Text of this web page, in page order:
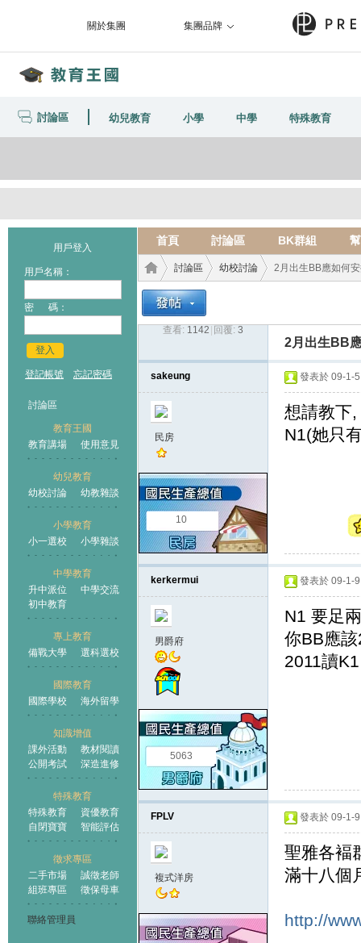
關於集團 集團品牌
討論區 幼兒教育 小學 中學 特殊教育
用戶登入
用戶名稱：
密 碼：
登入
登記帳號 忘記密碼
討論區
教育王國
教育講場
使用意見
幼兒教育
幼校討論
幼教雜談
小學教育
小一選校
小學雜談
中學教育
升中派位
中學交流
初中教育
專上教育
備戰大學
選科選校
國際教育
國際學校
海外留學
知識增值
課外活動
教材閱讀
公開考試
深造進修
特殊教育
特殊教育
資優教育
自閉寶寶
智能評估
徵求專區
二手市場
誠徵老師
組班專區
徵保母車
聯絡管理員
首頁 討論區 BK群組
王國
討論區
›
幼校討論 2月出生BB應如何
查看: 1142 回覆: 3
2月出生BB
sakeung
民房
10
發表於 09-1-
想請教下
N1(她只
kerkermui
男爵府
5063
發表於 09-1-
N1 要足
你BB應
2011讀K1
FPLV
複式洋房
發表於 09-1-
聖雅各褔
滿十八個
http://